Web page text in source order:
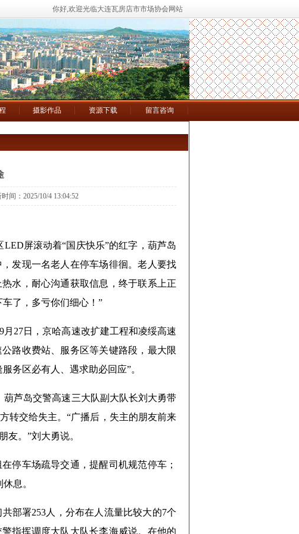
你好,欢迎光临大连瓦房店市市场协会网站
摄影作品 资源下载
留言咨询
间：2025/10/4 13:04:52
屏滚动着“国庆快乐”的红字，葫芦岛
发现一名老人在停车场徘徊。老人要找
水，耐心沟通获取信息，终于联系上正
了，多亏你们细心！”
27日，京哈高速改扩建工程和凌绥高速
路收费站、服务区等关键路段，最大限
务区必有人、遇求助必回应”。
芦岛交警高速三大队副大队长刘大勇带
转交给失主。“广播后，失主的朋友前来
友。”刘大勇说。
车场疏导交通，提醒司机规范停车；
息。
部署253人，分布在人流量比较大的7个
指挥调度大队大队长李海威说。在他的